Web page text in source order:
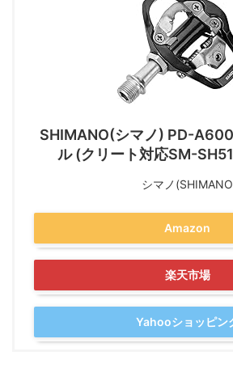
SHIMANO(シマノ) PD-
ル (クリート対応SM-
シマノ
Amazon
楽天市場
Yahooショッピン